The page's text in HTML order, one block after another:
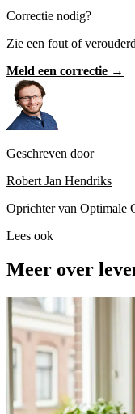
Correctie nodig?
Zie een fout of
Meld een correctie →
Geschreven door
Robert Jan Hendriks
Oprichter van Optimale
Lees ook
Meer over